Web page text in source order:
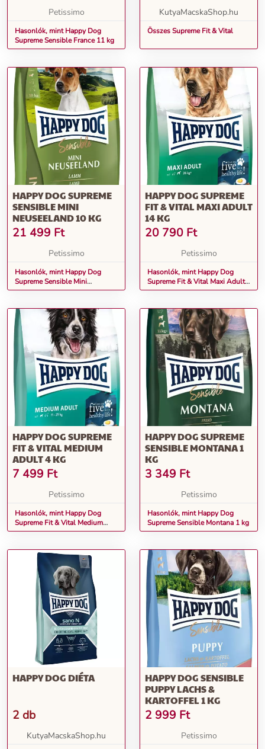
Petissimo
Hasonlók, mint Happy Dog
Supreme Sensible France 11 kg
KutyaMacskaShop.hu
Összes Supreme Fit & Vital
HAPPY DOG SUPREME
SENSIBLE MINI
NEUSEELAND 10 KG
21 499 Ft
Petissimo
Hasonlók, mint Happy Dog
Supreme Sensible Mini
Neuseeland 10 kg
HAPPY DOG SUPREME
FIT & VITAL MAXI ADULT
14 KG
20 790 Ft
Petissimo
Hasonlók, mint Happy Dog
Supreme Fit & Vital Maxi Adult
14 kg
HAPPY DOG SUPREME
FIT & VITAL MEDIUM
ADULT 4 KG
7 499 Ft
Petissimo
Hasonlók, mint Happy Dog
Supreme Fit & Vital Medium
Adult 4 kg
HAPPY DOG SUPREME
SENSIBLE MONTANA 1
KG
3 349 Ft
Petissimo
Hasonlók, mint Happy Dog
Supreme Sensible Montana 1 kg
HAPPY DOG DIÉTA
2 db
KutyaMacskaShop.hu
HAPPY DOG SENSIBLE
PUPPY LACHS &
KARTOFFEL 1 KG
2 999 Ft
Petissimo